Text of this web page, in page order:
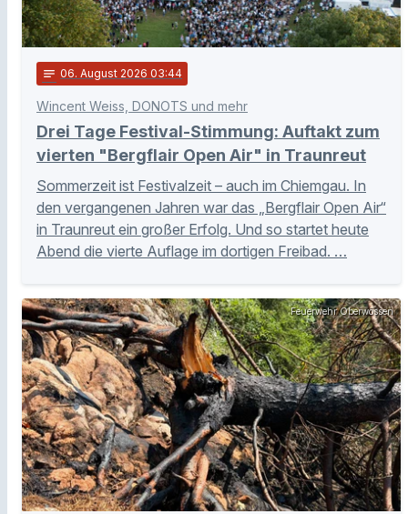
notes 06. August 2026 03:44
Wincent Weiss, DONOTS und mehr
Drei Tage Festival-Stimmung: Auftakt zum
vierten "Bergflair Open Air" in Traunreut
Sommerzeit ist Festivalzeit – auch im Chiemgau. In
den vergangenen Jahren war das „Bergflair Open Air“
in Traunreut ein großer Erfolg. Und so startet heute
Abend die vierte Auflage im dortigen Freibad. …
Feuerwehr Oberwössen